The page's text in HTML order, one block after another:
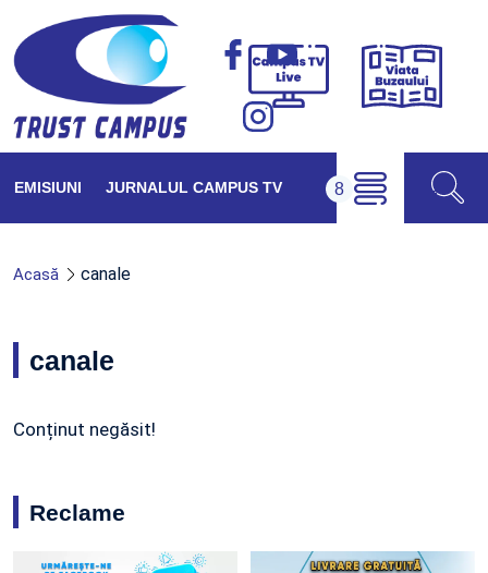
Campus
Viața
EMISIUNI JURNALUL CAMPUS TV
Acasă canale
canale
Conținut negăsit!
Reclame